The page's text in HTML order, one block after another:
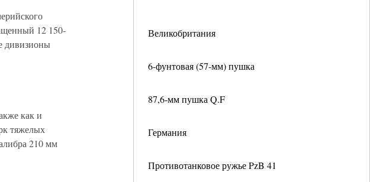
Великобритания
6-фунтовая (57-мм) пушка
87,6-мм пушка Q.F
Германия
Противотанковое ружье PzB 41
12 150-
дивизионы
как и
тяжелых
210 мм